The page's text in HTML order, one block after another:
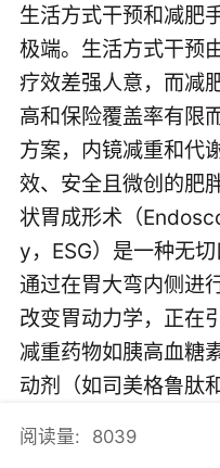
生活方式干预和减肥
极端。生活方式干预
疗效差强人意，而减
高和保险覆盖率有限
方案，内镜减重和代
效、安全且微创的肥
状胃成形术（
y，ESG）是一种无切
通过在胃大弯内侧进
改变胃动力学，正在
减重药物如胰高血糖
动剂（如司美格鲁肽
和短期有效性而受到
期成本效益仍需进一
阅读量: 8039